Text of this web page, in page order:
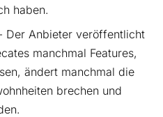
haben.
Der Anbieter veröffentlicht
manchmal Features,
ändert manchmal die
brechen und